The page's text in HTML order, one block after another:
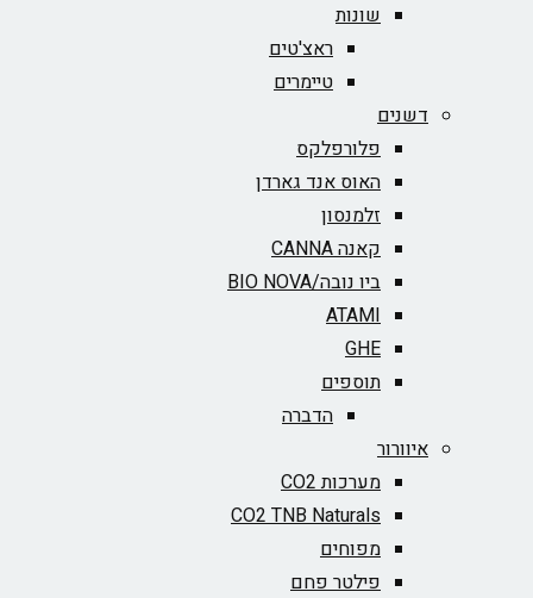
שונות
ראצ'טים
טיימרים
דשנים
פלורפלקס
האוס אנד גארדן
זלמנסון
קאנה CANNA
ביו נובה/BIO NOVA‏
ATAMI
GHE
תוספים
הדברה
איוורור
מערכות CO2
CO2 TNB Naturals
מפוחים
פילטר פחם